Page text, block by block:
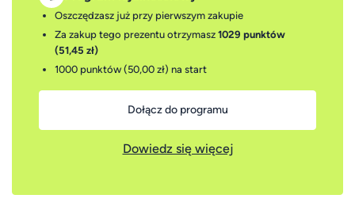
Oszczędzasz już przy pierwszym zakupie
Za zakup tego prezentu otrzymasz 1029 punktów
(51,45 zł)
1000 punktów (50,00 zł) na start
Dołącz do programu
Dowiedz się więcej